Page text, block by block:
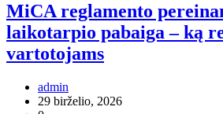
MiCA reglamento
laikotarpio pabaiga – ką
vartotojams
admin
29 birželio, 2026